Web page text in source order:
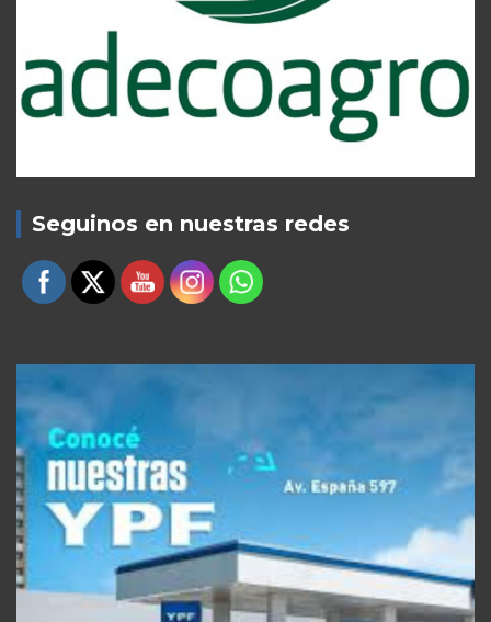
Seguinos en nuestras redes